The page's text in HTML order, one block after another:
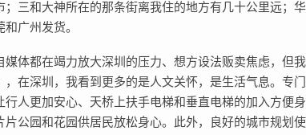
；三和大神所在的那条街离我住的地方有几十公里远；
广州发货。
媒体都在竭力放大深圳的压力、想方设法贩卖焦虑，但
，在深圳，我看到更多的是人文关怀，是生活气息。专
行人更加安心、天桥上扶手电梯和垂直电梯的加入方便
片公园和花园供居民放松身心。此外，良好的城市规划